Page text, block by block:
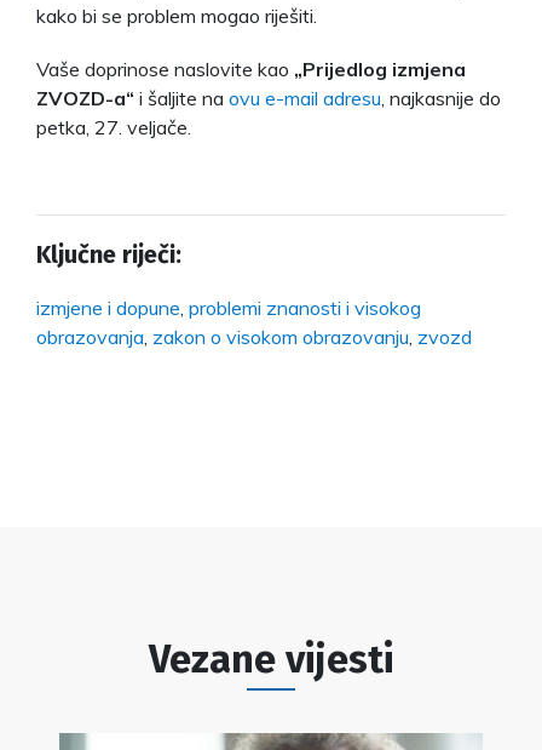
kako bi se problem mogao riješiti.
Vaše doprinose naslovite kao „Prijedlog izmjena
ZVOZD-a“ i šaljite na ovu e-mail adresu , najkasnije do
petka, 27. veljače.
Ključne riječi:
izmjene i dopune problemi znanosti i visokog
obrazovanja zakon o visokom obrazovanju zvozd
Vezane vijesti